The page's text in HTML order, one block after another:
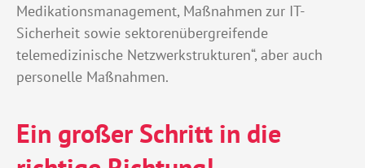
Medikationsmanagement, Maßnahmen zur IT-
Sicherheit sowie sektorenübergreifende
telemedizinische Netzwerkstrukturen“, aber auch
personelle Maßnahmen.
Ein großer Schritt in die